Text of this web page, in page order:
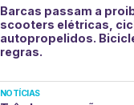
Barcas passam a
scooters elétricas,
autopropelidos.
regras.
NOTÍCIAS